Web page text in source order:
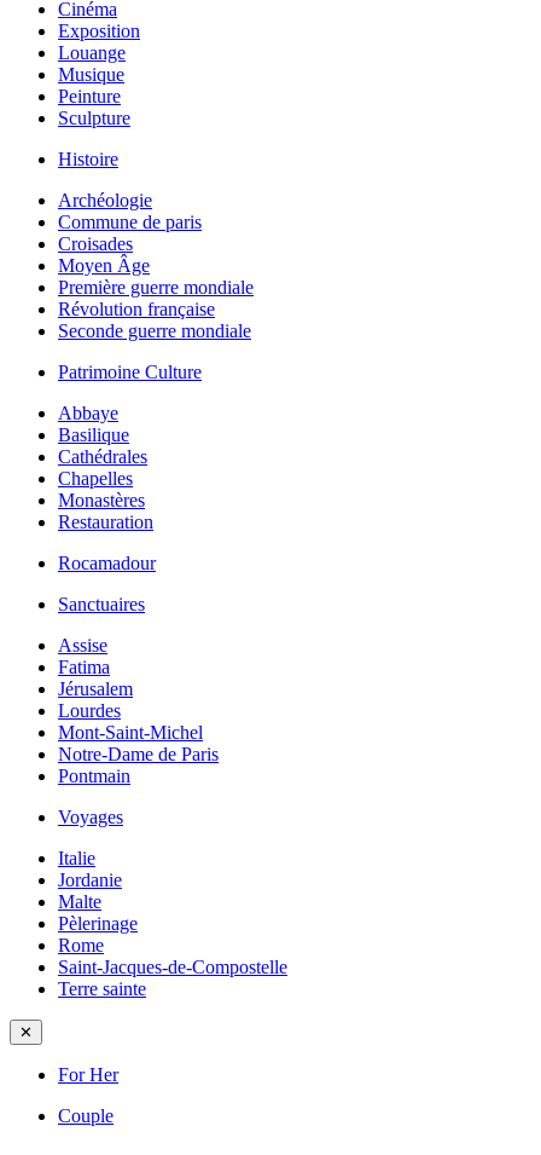
Cinéma
Exposition
Louange
Musique
Peinture
Sculpture
Histoire
Archéologie
Commune de paris
Croisades
Moyen Âge
Première guerre mondiale
Révolution française
Seconde guerre mondiale
Patrimoine Culture
Abbaye
Basilique
Cathédrales
Chapelles
Monastères
Restauration
Rocamadour
Sanctuaires
Assise
Fatima
Jérusalem
Lourdes
Mont-Saint-Michel
Notre-Dame de Paris
Pontmain
Voyages
Italie
Jordanie
Malte
Pèlerinage
Rome
Saint-Jacques-de-Compostelle
Terre sainte
✕
For Her
Couple